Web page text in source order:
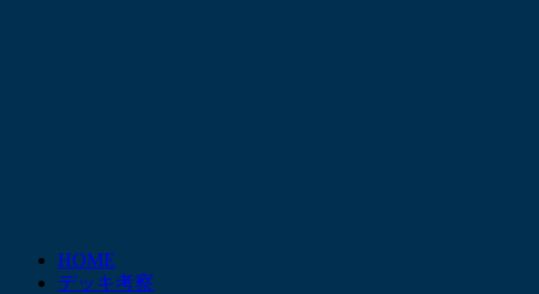
HOME
デッキ考察